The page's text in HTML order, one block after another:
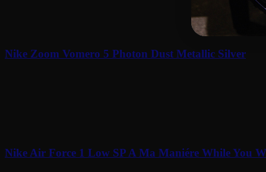
Nike Zoom Vomero 5 Photon Dust Metallic Silver
Nike Air Force 1 Low SP A Ma Maniére While You